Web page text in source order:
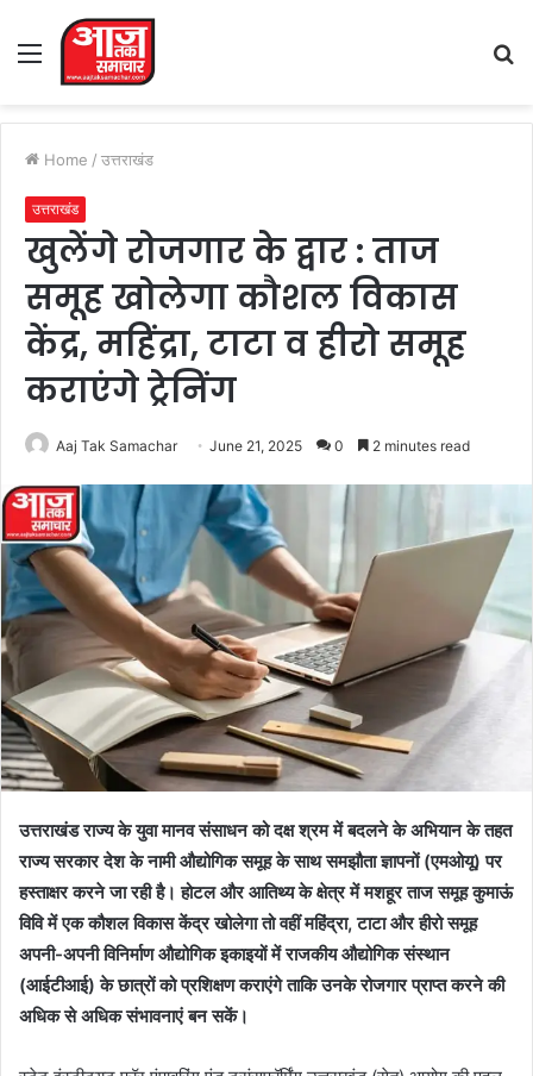
Menu
Home / उत्तराखंड
उत्तराखंड
खुलेंगे रोजगार के द्वार : ताज
समूह खोलेगा कौशल विकास
केंद्र, महिंद्रा, टाटा व हीरो समूह
कराएंगे ट्रेनिंग
Aaj Tak Samachar June 21, 2025 0 2 minutes read
उत्तराखंड राज्य के युवा मानव संसाधन को दक्ष श्रम में बदलने के अभियान के तहत
राज्य सरकार देश के नामी औद्योगिक समूह के साथ समझौता ज्ञापनों (एमओयू) पर
हस्ताक्षर करने जा रही है। होटल और आतिथ्य के क्षेत्र में मशहूर ताज समूह कुमाऊं
विवि में एक कौशल विकास केंद्र खोलेगा तो वहीं महिंद्रा, टाटा और हीरो समूह
अपनी-अपनी विनिर्माण औद्योगिक इकाइयों में राजकीय औद्योगिक संस्थान
(आईटीआई) के छात्रों को प्रशिक्षण कराएंगे ताकि उनके रोजगार प्राप्त करने की
अधिक से अधिक संभावनाएं बन सकें।